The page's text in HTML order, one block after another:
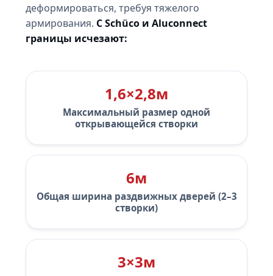
деформироваться, требуя тяжелого
армирования. С Schüco и Aluconnect
границы исчезают:
1,6×2,8м
Максимальный размер одной
открывающейся створки
6м
Общая ширина раздвижных дверей (2–3
створки)
3×3м